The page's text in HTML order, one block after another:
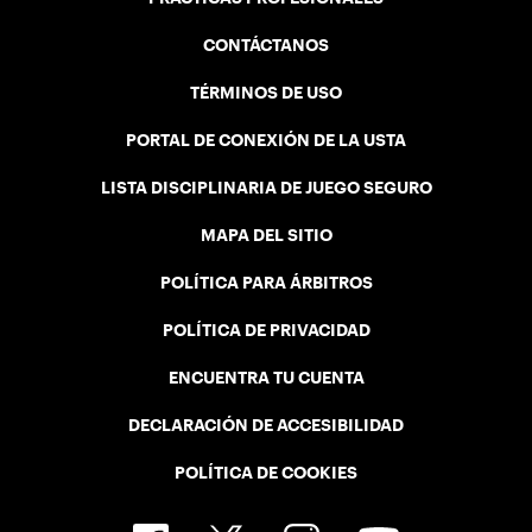
CONTÁCTANOS
TÉRMINOS DE USO
PORTAL DE CONEXIÓN DE LA USTA
LISTA DISCIPLINARIA DE JUEGO SEGURO
MAPA DEL SITIO
POLÍTICA PARA ÁRBITROS
POLÍTICA DE PRIVACIDAD
ENCUENTRA TU CUENTA
DECLARACIÓN DE ACCESIBILIDAD
POLÍTICA DE COOKIES